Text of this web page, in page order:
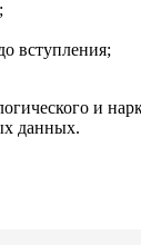
вступления;
и
данных.